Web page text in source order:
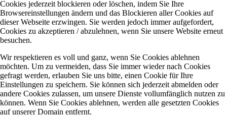
Cookies jederzeit blockieren oder löschen, indem Sie Ihre
Browsereinstellungen ändern und das Blockieren aller Cookies auf
dieser Webseite erzwingen. Sie werden jedoch immer aufgefordert,
Cookies zu akzeptieren / abzulehnen, wenn Sie unsere Website erneut
besuchen.
Wir respektieren es voll und ganz, wenn Sie Cookies ablehnen
möchten. Um zu vermeiden, dass Sie immer wieder nach Cookies
gefragt werden, erlauben Sie uns bitte, einen Cookie für Ihre
Einstellungen zu speichern. Sie können sich jederzeit abmelden oder
andere Cookies zulassen, um unsere Dienste vollumfänglich nutzen zu
können. Wenn Sie Cookies ablehnen, werden alle gesetzten Cookies
auf unserer Domain entfernt.